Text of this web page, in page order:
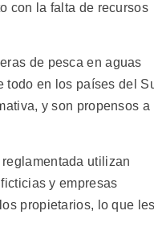
con la falta de recursos
de pesca en aguas
todo en los países del
y son propensos a
utilizan
y empresas
propietarios, lo que